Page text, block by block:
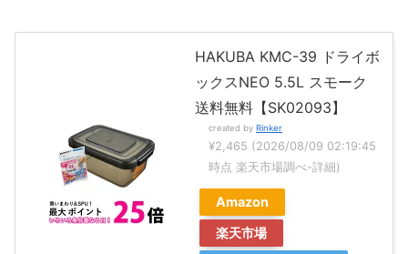
HAKUBA KMC-39 ドライボ
ックスNEO 5.5L スモーク
送料無料【SK02093】
created by Rinker
¥2,465 (2026/08/09 02:19:45
時点 楽天市場調べ-詳細)
Amazon
楽天市場